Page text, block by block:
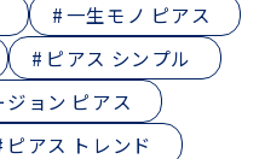
一生モノ ピアス
ピアス シンプル
ジョン ピアス
ピアス トレンド